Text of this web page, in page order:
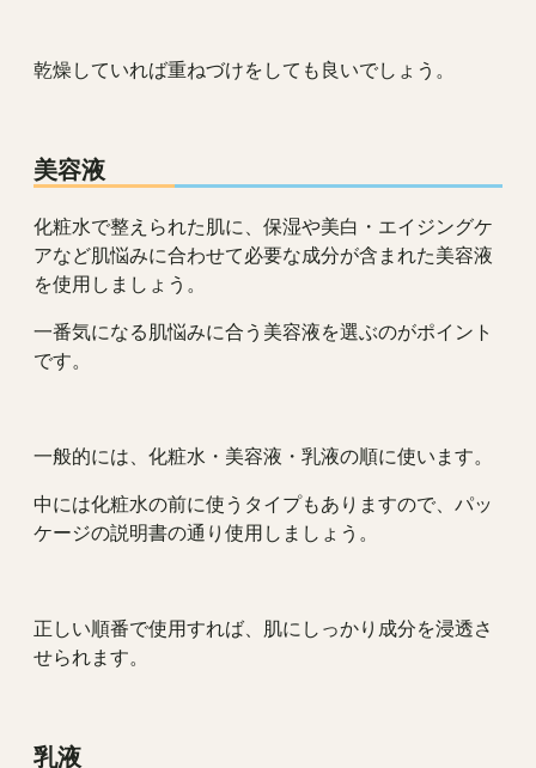
乾燥していれば重ねづけをしても良いでしょう。
美容液
化粧水で整えられた肌に、保湿や美白・エイジングケ
アなど肌悩みに合わせて必要な成分が含まれた美容液
を使用しましょう。
一番気になる肌悩みに合う美容液を選ぶのがポイント
です。
一般的には、化粧水・美容液・乳液の順に使います。
中には化粧水の前に使うタイプもありますので、パッ
ケージの説明書の通り使用しましょう。
正しい順番で使用すれば、肌にしっかり成分を浸透さ
せられます。
乳液